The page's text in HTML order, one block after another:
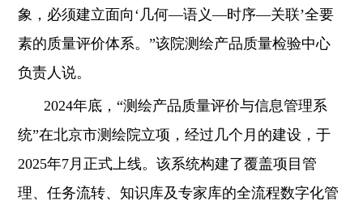
象，必须建立面向‘几何—语义—时序—关联’全要
素的质量评价体系。”该院测绘产品质量检验中心
负责人说。
2024年底，“测绘产品质量评价与信息管理系
统”在北京市测绘院立项，经过几个月的建设，于
2025年7月正式上线。该系统构建了覆盖项目管
理、任务流转、知识库及专家库的全流程数字化管